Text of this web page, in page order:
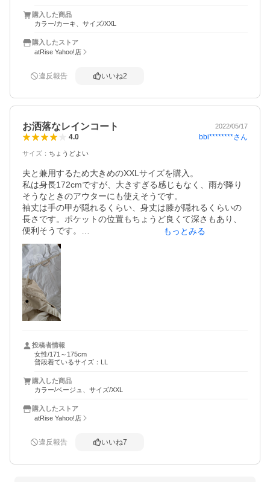
購入した商品
カラー/カーキ、サイズ/XXL
購入したストア
atRise Yahoo!店
違反報告 いいね2
お洒落なレインコート 2022/05/17
4.0 bbi********さん
サイズ ： ちょうどよい
夫と兼用するため大きめのXXLサイズを購入。
私は身長172cmですが、大きすぎる感じもなく、雨が降り
そうなときのアウターにも使えそうです。
袖丈は手の甲が隠れるくらい、身丈は膝が隠れるくらいの
長さです。ポケットの位置もちょうど良くて深さもあり、
便利そうです。
縫製は少し雑な部分もありますが、しっかりした作りで、
思ったよりも軽いです。
裏地にビニールのような素材が使われていて、通気性が気
になります。これからの梅雨〜夏に使いたかったので、蒸
れないと良いのですが‥。
もっとみる
投稿者情報
女性/171～175cm
普段着ているサイズ：LL
購入した商品
カラー/ベージュ、サイズ/XXL
購入したストア
atRise Yahoo!店
違反報告 いいね7